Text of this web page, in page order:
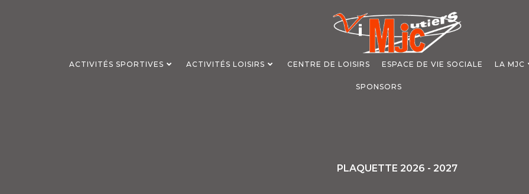
ACTIVITÉS SPORTIVES ACTIVITÉS LOISIRS CENTRE DE LOISIRS ESPACE DE VIE SOCIALE LA MJC
SPONSORS
PLAQUETTE 2026 - 2027